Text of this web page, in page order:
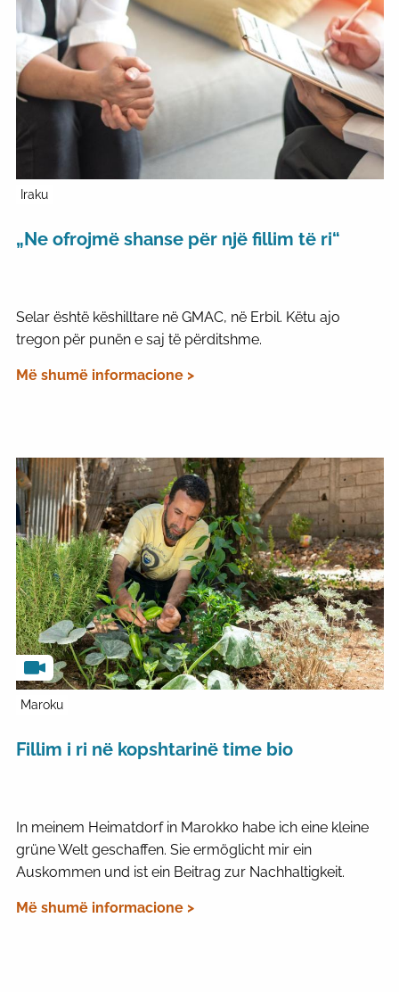
Iraku
„Ne ofrojmë shanse për një fillim të ri“
Selar është këshilltare në GMAC, në Erbil. Këtu ajo
tregon për punën e saj të përditshme.
Më shumë informacione >
Maroku
Fillim i ri në kopshtarinë time bio
In meinem Heimatdorf in Marokko habe ich eine kleine
grüne Welt geschaffen. Sie ermöglicht mir ein
Auskommen und ist ein Beitrag zur Nachhaltigkeit.
Më shumë informacione >